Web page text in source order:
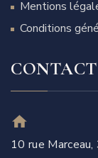
Mentions
Conditions
CONTACT
10 rue